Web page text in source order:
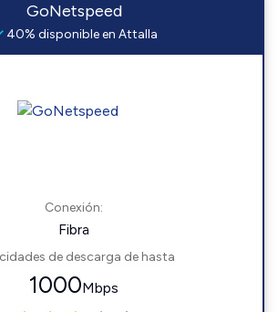
GoNetspeed
40% disponible en Attalla
Conexión:
Fibra
de descarga de hasta
1000Mbps